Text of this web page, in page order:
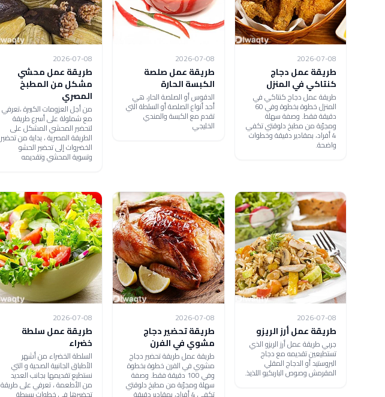
2026-07-08
طريقة عمل دجاج
كنتاكي في المنزل
طريقة عمل دجاج كنتاكي في
المنزل خطوة بخطوة وفي 60
دقيقة فقط. وصفة سهلة
ومجرّبة من مطبخ دلوقتي تكفي
4 أفراد، بمقادير دقيقة وخطوات
واضحة.
2026-07-08
طريقة عمل صلصة
الكبسة الحارة
الدقوس أو الصلصة الحار، هي
أحد أنواع الصلصة أو السلطة التي
تقدم مع الكبسة والمندي
الخليجي
2026-07-08
طريقة عمل محشي
مشكل من المطبخ
المصري
من أجل العزومات الكبيرة ،تعرفي
مع شملولة على أسرع طريقة
لتحضير المحشي المشكل على
الطريقة المصرية ، بداية من تحضير
الخضروات إلى تحضير الحشو
وتسوية المحشي وتقديمه
2026-07-08
طريقة عمل أرز الريزو
جربي طريقة عمل أرز الريزو الذي
تستطيعين تقديمه مع دجاج
البروستيد أو الدجاج المقلي
المقرمش وصوص الباربكيو اللذيذ.
2026-07-08
طريقة تحضير دجاج
مشوي في الفرن
طريقة عمل طريقة تحضير دجاج
مشوي في الفرن خطوة بخطوة
وفي 100 دقيقة فقط. وصفة
سهلة ومجرّبة من مطبخ دلوقتي
تكفي 4 أفراد، بمقادير دقيقة
2026-07-08
طريقة عمل سلطة
خضراء
السلطة الخضراء من أشهر
الأطباق الجانبية الصحية و التي
نستطيع تقديمها بجانب العديد
من الأطعمة ، تعرفي على طريقة
تحضيرها في خطوات بسيطة